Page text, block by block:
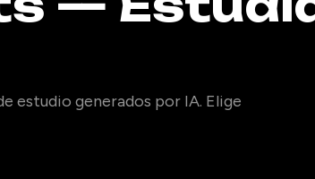
estudio generados por IA. Elige